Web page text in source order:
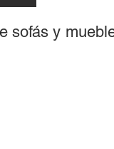
sofás y